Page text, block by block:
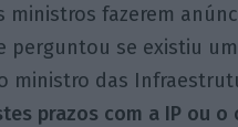
fazerem
perguntou se existiu
ministro das
prazos com a IP ou